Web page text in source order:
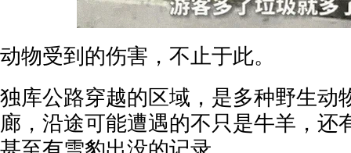
动物受到的伤害，不止于此。
独库公路穿越的区域，是多种野生动
廊，沿途可能遭遇的不只是牛羊，还